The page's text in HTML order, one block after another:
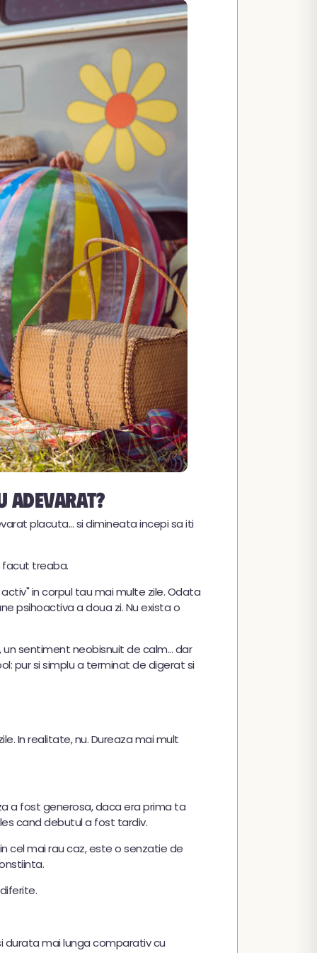
adevarat?
placuta... si dimineata incepi sa iti
facut treaba.
in corpul tau mai multe zile. Odata
psihoactiva a doua zi. Nu exista o
sentiment neobisnuit de calm... dar
pur si simplu a terminat de digerat si
In realitate, nu. Dureaza mai mult
a fost generosa, daca era prima ta
cand debutul a fost tardiv.
cel mai rau caz, este o senzatie de
durata mai lunga comparativ cu